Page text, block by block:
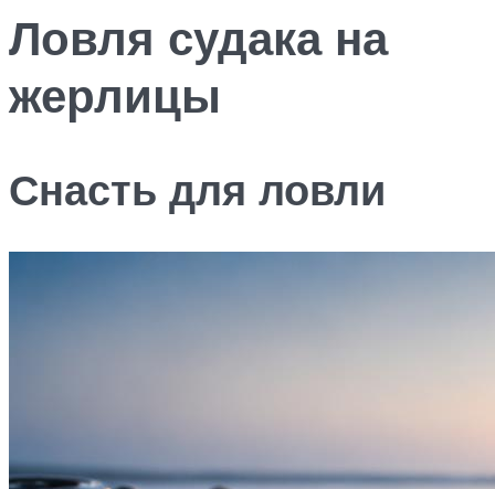
Ловля судака на
жерлицы
Снасть для ловли